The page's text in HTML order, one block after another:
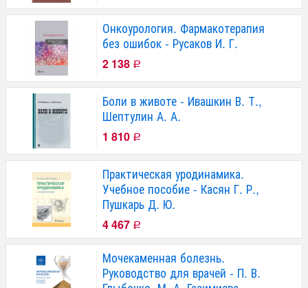
Онкоурология. Фармакотерапия
без ошибок - Русаков И. Г.
2 138 Р
Боли в животе - Ивашкин В. Т.,
Шептулин А. А.
1 810 Р
Практическая уродинамика.
Учебное пособие - Касян Г. Р.,
Пушкарь Д. Ю.
4 467 Р
Мочекаменная болезнь.
Руководство для врачей - П. В.